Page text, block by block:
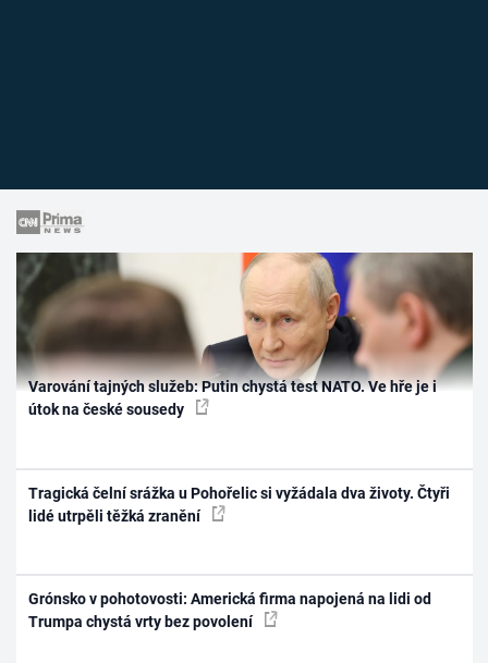
Varování tajných služeb: Putin chystá test NATO. Ve hře je i
útok na české sousedy
Tragická čelní srážka u Pohořelic si vyžádala dva životy. Čtyři
lidé utrpěli těžká zranění
Grónsko v pohotovosti: Americká firma napojená na lidi od
Trumpa chystá vrty bez povolení